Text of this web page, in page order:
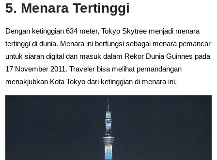
5. Menara Tertinggi
Dengan ketinggian 634 meter, Tokyo Skytree menjadi menara
tertinggi di dunia. Menara ini berfungsi sebagai menara pemancar
untuk siaran digital dan masuk dalam Rekor Dunia Guinnes pada
17 November 2011. Traveler bisa melihat pemandangan
menakjubkan Kota Tokyo dari ketinggian di menara ini.